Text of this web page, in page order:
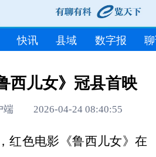
快讯 县域 数字报
西儿女》冠县首映
端 2026-04-24 08:40:55
色电影《鲁西儿女》在